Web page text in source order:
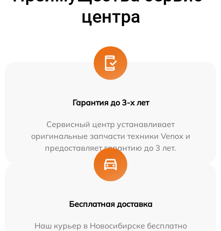
центра
Гарантия до 3-х лет
Сервисный центр устанавливает
оригинальные запчасти техники Venox и
предоставляет гарантию до 3 лет.
Бесплатная доставка
Наш курьер в Новосибирске бесплатно